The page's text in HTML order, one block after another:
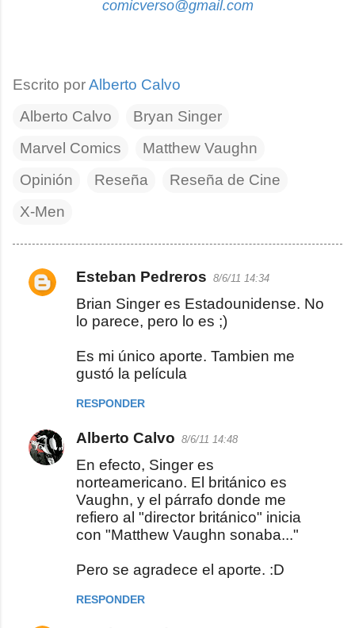
comicverso@gmail.com
Escrito porAlberto Calvo
Alberto Calvo
Bryan Singer
Marvel Comics
Matthew Vaughn
Opinión
Reseña
Reseña de Cine
X-Men
C
r
i
Esteban Pedreros 8/6/11 14:34
Brian Singer es Estadounidense. No
lo parece, pero lo es ;)
Es mi único aporte. Tambien me
gustó la película
RESPONDER
Alberto Calvo 8/6/11 14:48
En efecto, Singer es
norteamericano. El británico es
Vaughn, y el párrafo donde me
refiero al "director británico" inicia
con "Matthew Vaughn sonaba..."
Pero se agradece el aporte. :D
RESPONDER